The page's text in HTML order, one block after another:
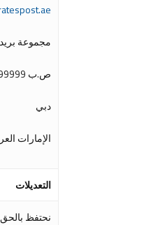
مجموعة
ص.ب 99999، أم رمول،
دبي
الإمارات
التعديلات
نحتفظ